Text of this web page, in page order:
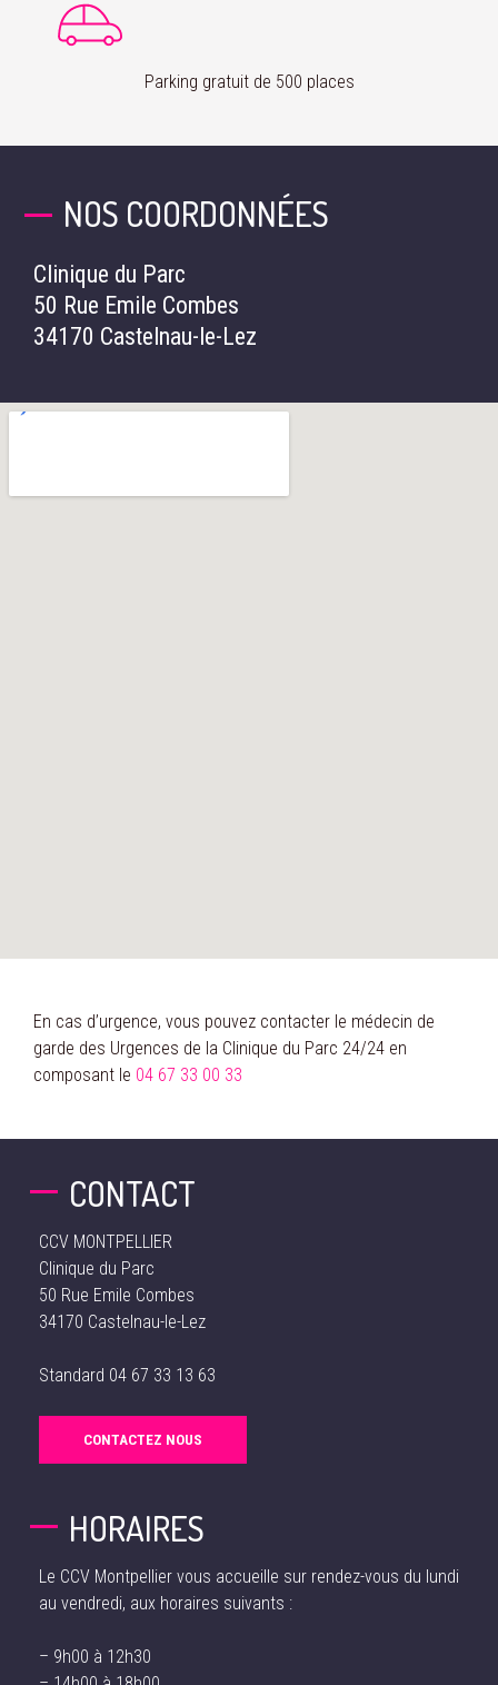
Parking gratuit de 500 places
NOS COORDONNÉES
Clinique du Parc
50 Rue Emile Combes
34170 Castelnau-le-Lez
En cas d’urgence, vous pouvez contacter le médecin de
garde des Urgences de la Clinique du Parc 24/24 en
composant le 04 67 33 00 33
CONTACT
CCV MONTPELLIER
Clinique du Parc
50 Rue Emile Combes
34170 Castelnau-le-Lez
Standard 04 67 33 13 63
CONTACTEZ NOUS
HORAIRES
Le CCV Montpellier vous accueille sur rendez-vous du lundi
au vendredi, aux horaires suivants :
– 9h00 à 12h30